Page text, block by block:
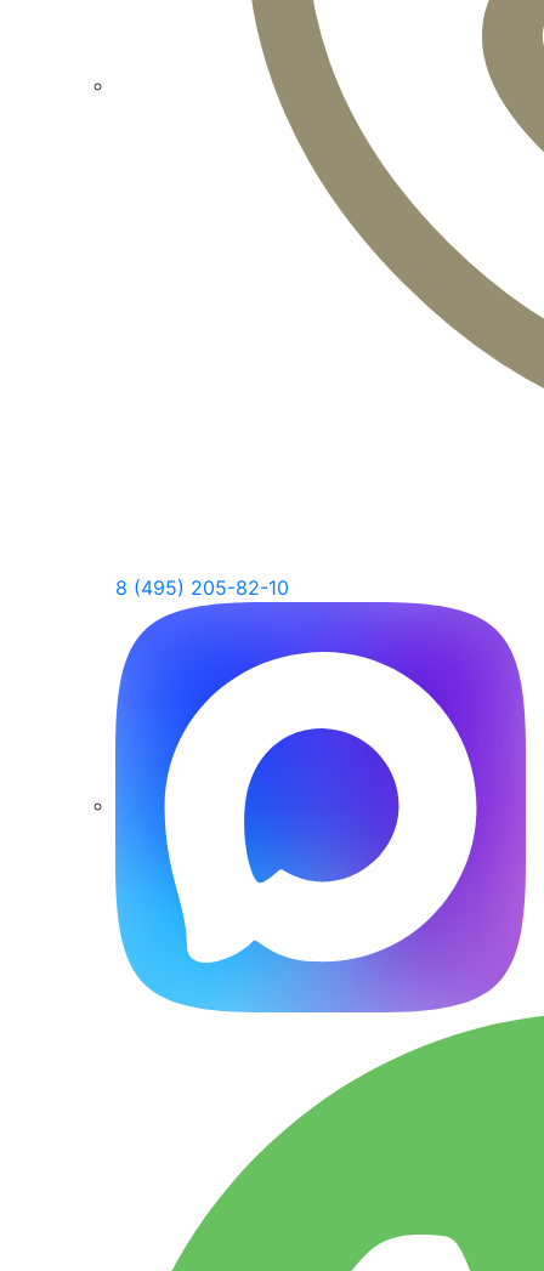
8 (495) 205-82-10